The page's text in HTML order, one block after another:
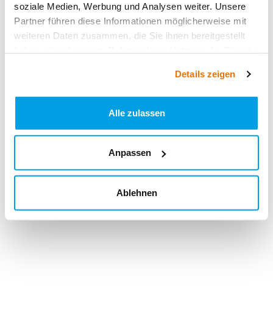
soziale Medien, Werbung und Analysen weiter. Unsere
Partner führen diese Informationen möglicherweise mit
weiteren Daten zusammen, die Sie ihnen bereitgestellt
Details zeigen
Alle zulassen
Anpassen
Ablehnen